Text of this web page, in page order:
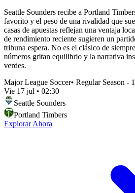
Seattle Sounders recibe a Portland
favorito y el peso de una rivalidad que
casas de apuestas reflejan una ventaja
de rendimiento reciente sugieren un
tribuna espera. No es el clásico de
números gritan equilibrio y la narrativa
verdes.
Major League Soccer• Regular Season -
Vie 17 jul • 02:30
Seattle Sounders
Portland Timbers
Explorar Ahora